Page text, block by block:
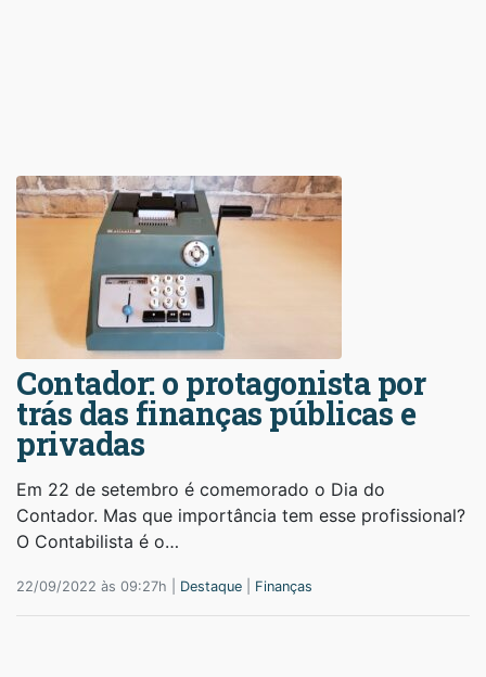
Contador: o protagonista por
trás das finanças públicas e
privadas
Em 22 de setembro é comemorado o Dia do
Contador. Mas que importância tem esse profissional?
O Contabilista é o…
22/09/2022 às 09:27h | Destaque Finanças